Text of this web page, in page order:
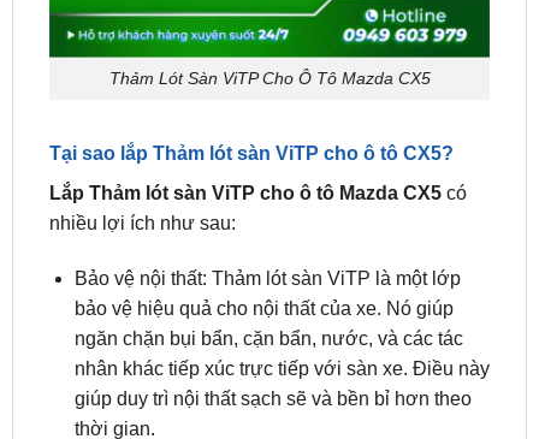
Thảm Lót Sàn ViTP Cho Ô Tô Mazda CX5
Tại sao lắp Thảm lót sàn ViTP cho ô tô CX5?
nhiều lợi ích như sau:
Bảo vệ nội thất: Thảm lót sàn ViTP là một lớp
ngăn chặn bụi bẩn, cặn bẩn, nước, và các tác
nhân khác tiếp xúc trực tiếp với sàn xe. Điều này
giúp duy trì nội thất sạch sẽ và bền bỉ hơn theo
thời gian.
Dễ vệ sinh: Thảm lót sàn ViTP có thể dễ dàng